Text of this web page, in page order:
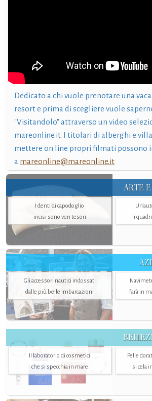
Dedicato a chi vuole prenotare una
resort e prima di scegliere vuole
"Visitandolo" attraverso un video
mareonline.it. I titolari di alberghi e
mettere on line propri filmati possono
a mareonline@mareonline.it
ARTE
I denti di capodoglio
incisi sono veri tesori
i
Gli accessori nautici indossati
dalle più belle imbarcazioni
farà in
Il laboratorio di cosmetici
che si specchia in mare
Pelle
si cela